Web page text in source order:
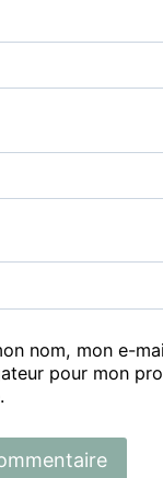
nom, mon e-
pour mon